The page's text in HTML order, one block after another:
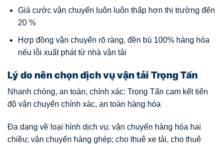
Giá cước vận chuyển luôn luôn thấp hơn thị trường đến
20 %
Hợp đồng vận chuyển rõ ràng, đền bù 100% hàng hóa
nếu lỗi xuất phát từ nhà vận tải
Lý do nên chọn dịch vụ vận tải Trọng Tấn
Nhanh chóng, an toàn, chính xác: Trọng Tấn cam kết tiến
độ vận chuyển chính xác, an toàn hàng hóa
Đa dạng về loại hình dịch vụ: vận chuyển hàng hóa hai
chiều; vận chuyển hàng ghép; cho thuê xe tải, cho thuê